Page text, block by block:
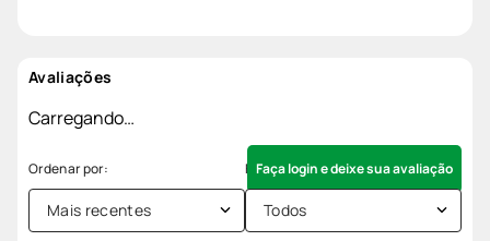
Avaliações
Carregando…
Faça login e deixe sua avaliação
Mais recentes Todos